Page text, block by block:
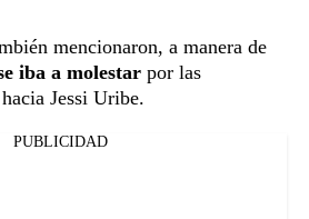
mencionaron, a manera de
iba a molestar por las
Jessi Uribe.
PUBLICIDAD